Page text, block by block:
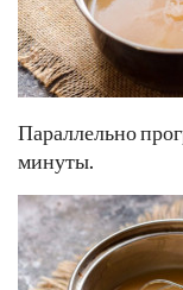
Параллельно
минуты.